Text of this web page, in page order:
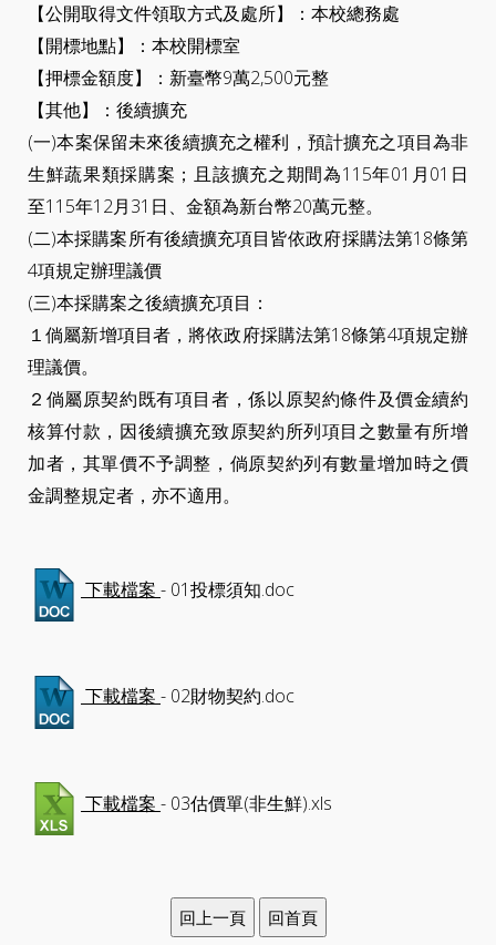
【公開取得文件領取方式及處所】：本校總務處
【開標地點】：本校開標室
【押標金額度】：新臺幣9萬2,500元整
【其他】：後續擴充
(一)本案保留未來後續擴充之權利，預計擴充之項目為非
生鮮蔬果類採購案；且該擴充之期間為115年01月01日
至115年12月31日、金額為新台幣20萬元整。
(二)本採購案所有後續擴充項目皆依政府採購法第18條第
4項規定辦理議價
(三)本採購案之後續擴充項目：
１倘屬新增項目者，將依政府採購法第18條第4項規定辦
理議價。
２倘屬原契約既有項目者，係以原契約條件及價金續約
核算付款，因後續擴充致原契約所列項目之數量有所增
加者，其單價不予調整，倘原契約列有數量增加時之價
金調整規定者，亦不適用。
下載檔案 - 01投標須知.doc
下載檔案 - 02財物契約.doc
下載檔案 - 03估價單(非生鮮).xls